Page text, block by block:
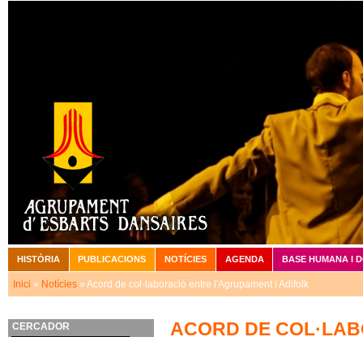
ACORD DE
Menú principal
HISTÒRIA PUBLICACIONS NOTÍCIES AGENDA BASE HUMANA I
Esteu aquí
Inici » Notícies » Acord de col·laboració entre l'Agrupament i Adifolk
CERCADOR